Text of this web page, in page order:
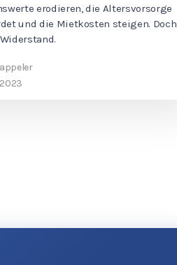
erodieren, die Altersvorsorge
und die Mietkosten steigen. Doch
2023